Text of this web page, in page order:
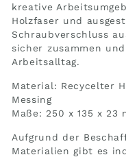
kreative
Holzfaser und
Schraubverschluss
sicher zusammen
Arbeitsalltag.
Material: Recycelter
Messing
Maße: 250 x 135 x 23
Aufgrund der
Materialien gibt es